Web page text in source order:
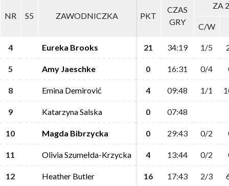
NR S5 ZAWODNICZKA PKT
CZAS
GRY
ZA 2
C/W
4 Eureka Brooks 21 34:19 1/5
5 Amy Jaeschke 0 16:31 0/4
8 Emina Demirović 4 09:48 1/1
9 Katarzyna Salska 0 07:48
10 Magda Bibrzycka 0 29:43 0/2
11 Olivia Szumełda-Krzycka 4 13:44 0/2
12 Heather Butler 16 17:43 2/3
NR S5 ZAWODNICZKA PKT
CZAS
GRY
ZA 2
C/W
4 Eureka Brooks 21 34:19 1/5
5 Amy Jaeschke 0 16:31 0/4
8 Emina Demirović 4 09:48 1/1
9 Katarzyna Salska 0 07:48
10 Magda Bibrzycka 0 29:43 0/2
11 Olivia Szumełda-Krzycka 4 13:44 0/2
12 Heather Butler 16 17:43 2/3